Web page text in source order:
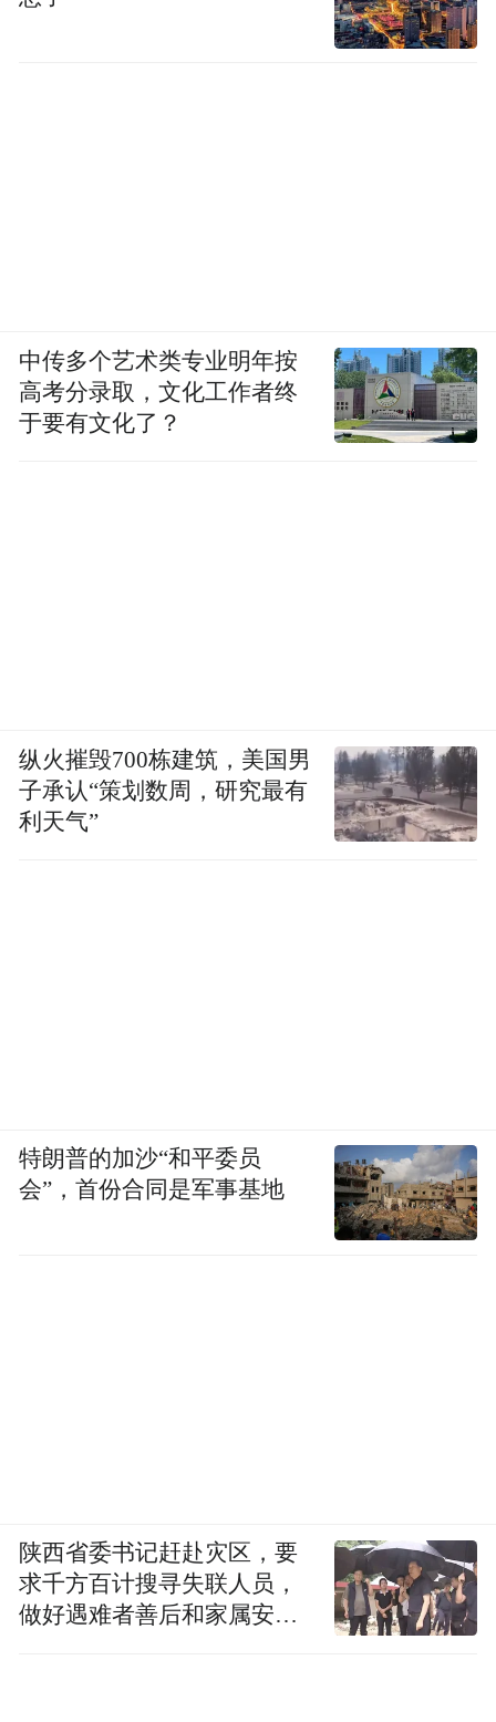
中传多个艺术类专业明年按
高考分录取，文化工作者终
于要有文化了？
纵火摧毁700栋建筑，美国男
子承认“策划数周，研究最有
利天气”
特朗普的加沙“和平委员
会”，首份合同是军事基地
陕西省委书记赶赴灾区，要
求千方百计搜寻失联人员，
做好遇难者善后和家属安抚